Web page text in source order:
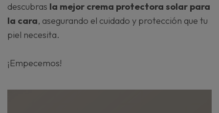
descubras la mejor crema protectora solar para
la cara, asegurando el cuidado y protección que tu
piel necesita.
¡Empecemos!